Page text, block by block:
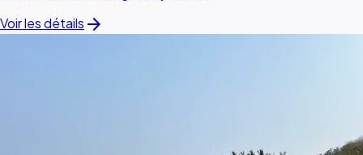
Voir les détails arrow_forward